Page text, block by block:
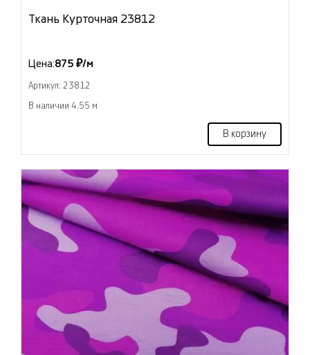
Ткань Курточная 23812
Цена:875 ₽/м
Артикул: 23812
В наличии 4.55 м
В корзину